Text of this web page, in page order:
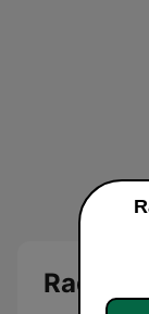
Radio